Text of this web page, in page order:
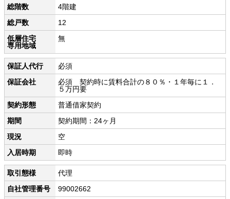
総階数
4階建
総戸数
12
低層住宅
専用地域
無
保証人代行
必須
保証会社
必須 契約時に賃料合計の８０％・１年毎に１．
５万円要
契約形態
普通借家契約
期間
契約期間：24ヶ月
現況
空
入居時期
即時
取引態様
代理
自社管理番号
99002662